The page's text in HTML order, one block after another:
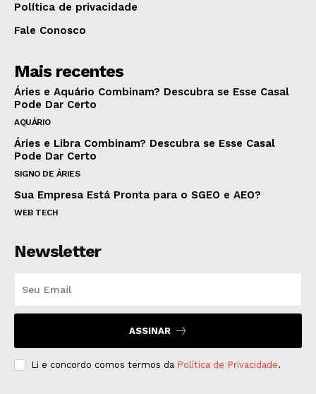
Política de privacidade
Fale Conosco
Mais recentes
Áries e Aquário Combinam? Descubra se Esse Casal
Pode Dar Certo
AQUÁRIO
Áries e Libra Combinam? Descubra se Esse Casal
Pode Dar Certo
SIGNO DE ÁRIES
Sua Empresa Está Pronta para o SGEO e AEO?
WEB TECH
Newsletter
ASSINAR
Li e concordo comos termos da Política de Privacidade.